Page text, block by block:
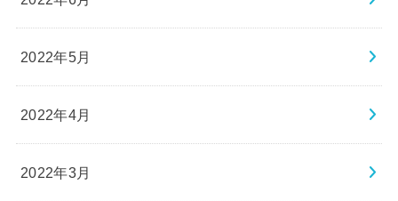
2022年5月
2022年4月
2022年3月